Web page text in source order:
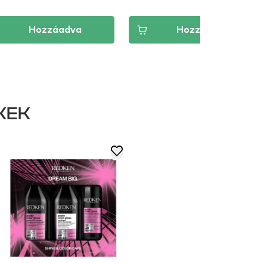
Hozzáadva Hozzáadva